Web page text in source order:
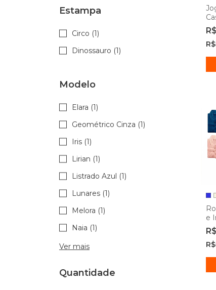
Estampa
Circo (1)
Dinossauro (1)
Modelo
Elara (1)
Geométrico Cinza (1)
Iris (1)
Lirian (1)
Listrado Azul (1)
Lunares (1)
Melora (1)
Naia (1)
Ver mais
Quantidade
e